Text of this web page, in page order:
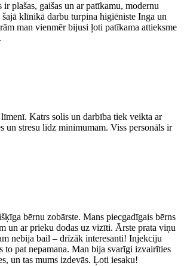
ir plašas, gaišas un ar patīkamu, modernu
klīnikā darbu turpina higiēniste Inga un
man vienmēr bijusi ļoti patīkama attieksme
Katrs solis un darbība tiek veikta ar
un stresu līdz minimumam. Viss personāls ir
bērnu zobārste. Mans piecgadīgais bērns
un ar prieku dodas uz vizīti. Ārste prata viņu
nebija bail – drīzāk interesanti! Injekciju
to pat nepamana. Man bija svarīgi izvairīties
un tas mums izdevās. Ļoti iesaku!